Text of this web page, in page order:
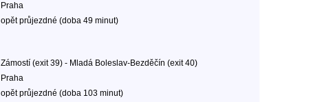
Praha
opět průjezdné (doba 49 minut)
Zámostí (exit 39) - Mladá Boleslav-Bezděčín (exit 40)
Praha
opět průjezdné (doba 103 minut)